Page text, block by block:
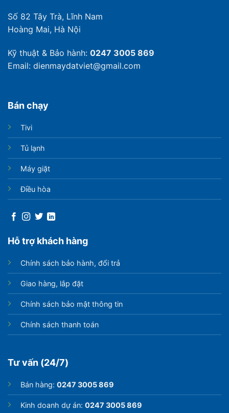
Số 82 Tây Trà, Lĩnh Nam
Hoàng Mai, Hà Nội
Kỹ thuật & Bảo hành: 0247 3005 869
Email: dienmaydatviet@gmail.com
Bán chạy
Tivi
Tủ lạnh
Máy giặt
Điều hòa
Hỗ trợ khách hàng
Chính sách bảo hành, đổi trả
Giao hàng, lắp đặt
Chính sách bảo mật thông tin
Chính sách thanh toán
Tư vấn (24/7)
Bán hàng: 0247 3005 869
Kinh doanh dự án: 0247 3005 869